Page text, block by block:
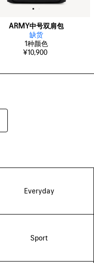
ARMY中号双肩包
缺货
1种颜色
¥10,900
Everyday
Sport